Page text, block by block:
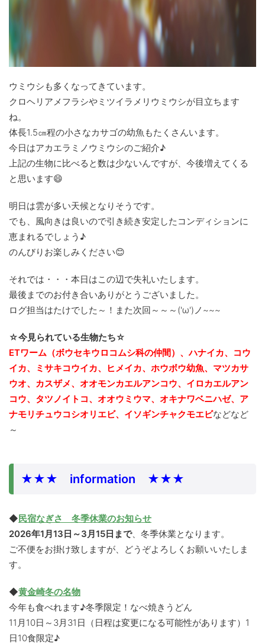
ウミウシも多くなってきています。
クロヘリアメフラシやミツイラメリウミウシが目立ちます
ね。
体長1.5㎝程の小さなカサゴの幼魚もたくさんいます。
今日はアカエラミノウミウシのご紹介♪
上記の生物に比べると数は少ないんですが、今後増えてくる
と思います😄
明日は雲が多い天候となりそうです。
でも、風向きは良いので引き続き安定したコンディションに
恵まれるでしょう♪
のんびりお楽しみください😊
それでは・・・本日はこの辺で失礼いたします。
最後までのお付き合いありがとうございました。
ログ担当はたけでした～！また次回～～～('ω')ノ~~~
☆今見られている生物たち☆
ETワーム（ボウセキウロコムシ科の仲間）、ハナイカ、コウ
イカ、ミサキコウイカ、ヒメイカ、ホウボウ幼魚、マツカサ
ウオ、カスザメ、オオモンカエルアンコウ、イロカエルアン
コウ、タツノイトコ、オオウミウマ、 オキナワベニハゼ、ア
ナモリチュウコシオリエビ、イソギンチャクモエビなどなど
～
★★★ information ★★★
◆民宿なぎさ 冬季休業のお知らせ
2026年1月13日～3月15日まで、冬季休業となります。
ご不便をお掛け致しますが、どうぞよろしくお願いいたしま
す。
◆黄金崎冬の名物
今年も食べれます♪冬季限定！なべ焼きうどん
11月10日～3月31日（日程は変更になる可能性があります）1
日10食限定♪